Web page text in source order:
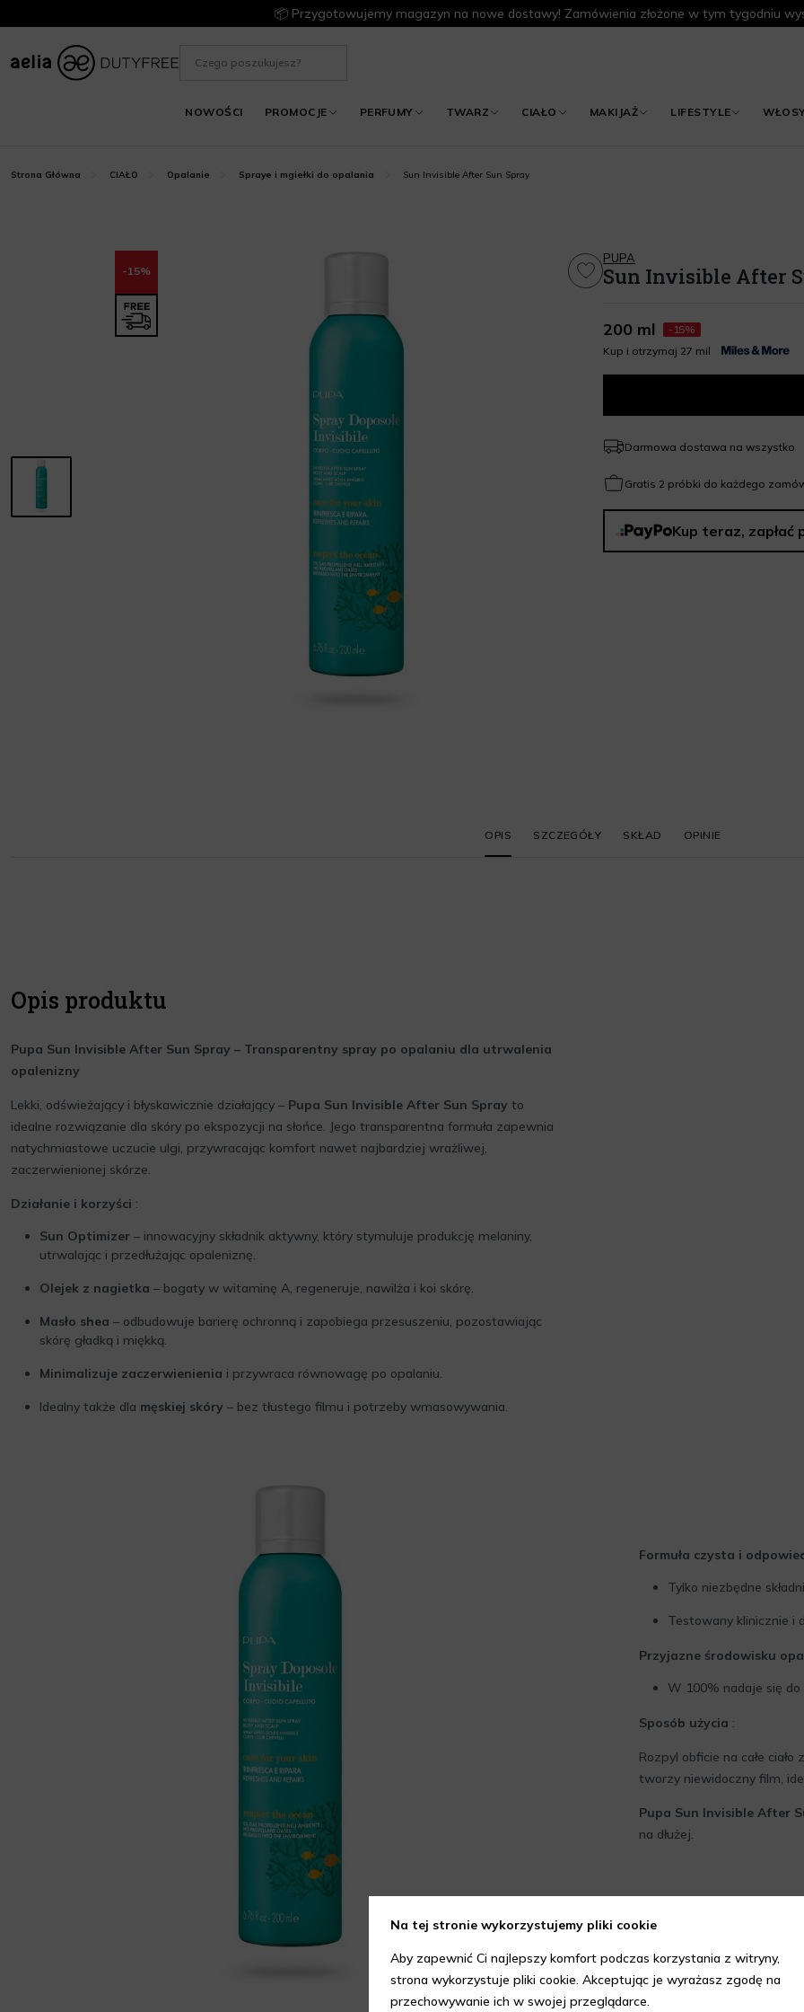
📦 Przygotowujemy magazyn na nowe dostawy! Zamówienia złożone w tym tygodniu
NOWOŚCI PROMOCJE PERFUMY TWARZ CIAŁO MAKIJAŻ LIFESTYLE
Strona Główna CIAŁO Opalanie Spraye i mgiełki do opalania Sun Invisible After Sun Spray
-15%
PUPA
Sun Invisible After
200 ml
-15%
Kup i otrzymaj 27 mil
Darmowa dostawa na wszystko
Gratis 2 próbki do każdego
Kup teraz, zapłać
OPIS SZCZEGÓŁY SKŁAD OPINIE
Opis produktu
Pupa Sun Invisible After Sun Spray – Transparentny spray po opalaniu dla utrwalenia
opalenizny
Lekki, odświeżający i błyskawicznie działający – Pupa Sun Invisible After Sun Spray to
idealne rozwiązanie dla skóry po ekspozycji na słońce. Jego transparentna formuła zapewnia
natychmiastowe uczucie ulgi, przywracając komfort nawet najbardziej wrażliwej,
zaczerwienionej skórze.
Działanie i korzyści :
Sun Optimizer – innowacyjny składnik aktywny, który stymuluje produkcję melaniny,
utrwalając i przedłużając opaleniznę.
Olejek z nagietka – bogaty w witaminę A, regeneruje, nawilża i koi skórę.
Masło shea – odbudowuje barierę ochronną i zapobiega przesuszeniu, pozostawiając
skórę gładką i miękką.
Minimalizuje zaczerwienienia i przywraca równowagę po opalaniu.
Idealny także dla męskiej skóry – bez tłustego filmu i potrzeby wmasowywania.
Formuła czysta i
Tylko niezbędne
Testowany klinicznie i
Przyjazne środowisku
W 100% nadaje się
Sposób użycia :
Rozpyl obficie na całe
tworzy niewidoczny film,
Pupa Sun Invisible After
na dłużej.
Na tej stronie wykorzystujemy pliki cookie
Aby zapewnić Ci najlepszy komfort podczas korzystania z witryny,
strona wykorzystuje pliki cookie. Akceptując je wyrażasz zgodę na
przechowywanie ich w swojej przeglądarce.